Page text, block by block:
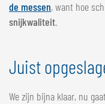
de messen, want hoe
snijkwaliteit.
Juist
We zijn bijna klaar, nu